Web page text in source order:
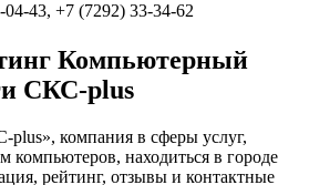
43, +7 (7292) 33-34-62
Компьютерный
СКС-plus
компания в сферы услуг,
компьютеров, находиться в городе
рейтинг, отзывы и контактные